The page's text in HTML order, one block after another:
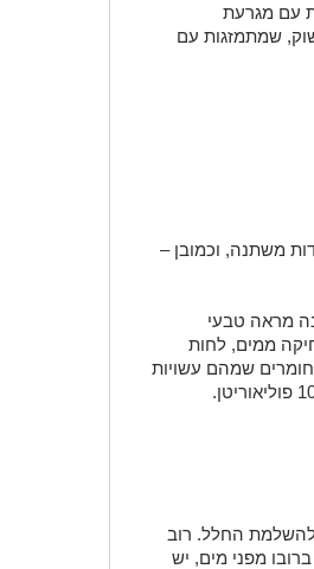
עם מגרעת
שמתמזגות עם
משתנה, וכמובן –
מראה טבעי
ממים, לחות
שמהם עשויות
להשלמת החלל. רוב
מפני מים, יש